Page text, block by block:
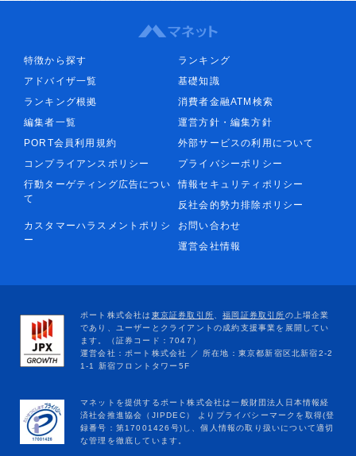
特徴から探す
ランキング
アドバイザ一覧
基礎知識
ランキング根拠
消費者金融ATM検索
編集者一覧
運営方針・編集方針
PORT会員利用規約
外部サービスの利用について
コンプライアンスポリシー
プライバシーポリシー
行動ターゲティング広告につい
て
情報セキュリティポリシー
反社会的勢力排除ポリシー
カスタマーハラスメントポリシ
ー
お問い合わせ
運営会社情報